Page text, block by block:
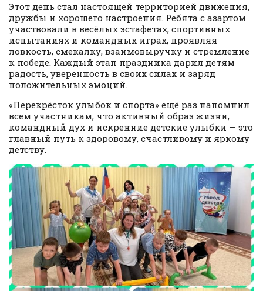
Этот день стал настоящей территорией движения,
дружбы и хорошего настроения. Ребята с азартом
участвовали в весёлых эстафетах, спортивных
испытаниях и командных играх, проявляя
ловкость, смекалку, взаимовыручку и стремление
к победе. Каждый этап праздника дарил детям
радость, уверенность в своих силах и заряд
положительных эмоций.
«Перекрёсток улыбок и спорта» ещё раз напомнил
всем участникам, что активный образ жизни,
командный дух и искренние детские улыбки — это
главный путь к здоровому, счастливому и яркому
детству.